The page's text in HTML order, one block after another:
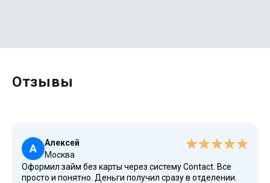
Отзывы
А
Алексей
Москва
Оформил займ без карты через систему Contact. Все
просто и понятно. Деньги получил сразу в отделении.